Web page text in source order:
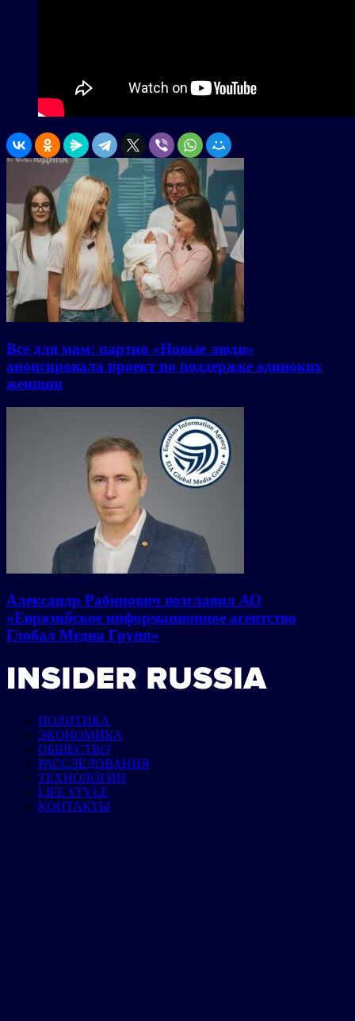
Все для мам: партия «Новые люди»
анонсировала проект по поддержке одиноких
женщин
Александр Рабинович возглавил АО
«Евразийское информационное агентство
Глобал Медиа Групп»
ПОЛИТИКА
ЭКОНОМИКА
ОБЩЕСТВО
РАССЛЕДОВАНИЯ
ТЕХНОЛОГИИ
LIFE STYLE
КОНТАКТЫ